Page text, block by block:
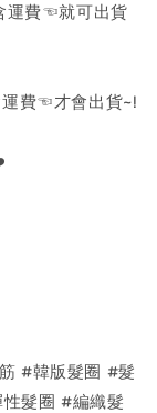
運費☜就可出貨
費☜才會出貨~!
#韓版髮圈 #髮
髮圈 #編織髮